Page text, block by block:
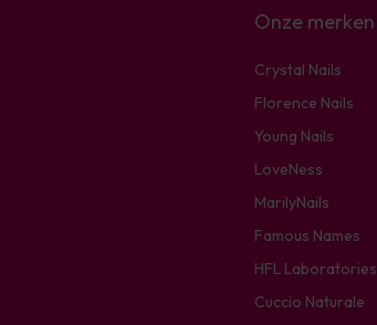
Onze merken
Crystal Nails
Florence Nails
Young Nails
LoveNess
MarilyNails
Famous Names
HFL Laboratories
Cuccio Naturale